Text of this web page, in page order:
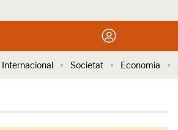
Internacional Societat Economia